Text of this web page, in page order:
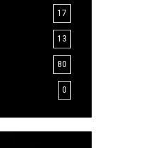
17
13
80
0